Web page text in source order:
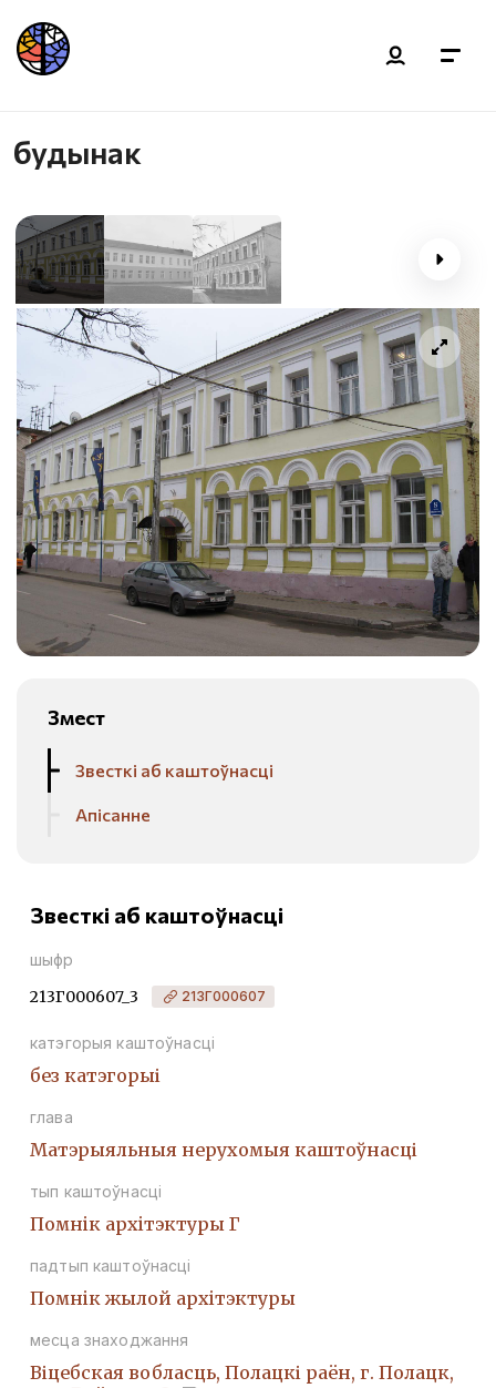
будынак
Змест
Звесткі аб каштоўнасці
Апісанне
Звесткі аб каштоўнасці
шыфр
213Г000607_3 213Г000607
катэгорыя каштоўнасці
без катэгорыі
глава
Матэрыяльныя нерухомыя каштоўнасці
тып каштоўнасці
Помнiк архiтэктуры Г
падтып каштоўнасці
Помнiк жылой архiтэктуры
месца знаходжання
Віцебская вобласць, Полацкі раён, г. Полацк,